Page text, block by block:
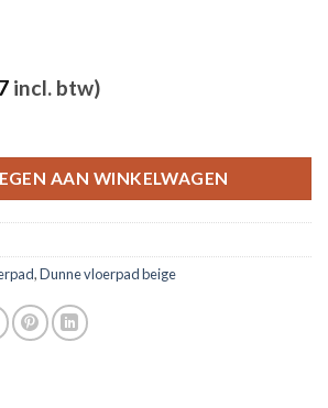
incl. btw)
AAN WINKELWAGEN
,Dunne vloerpad beige